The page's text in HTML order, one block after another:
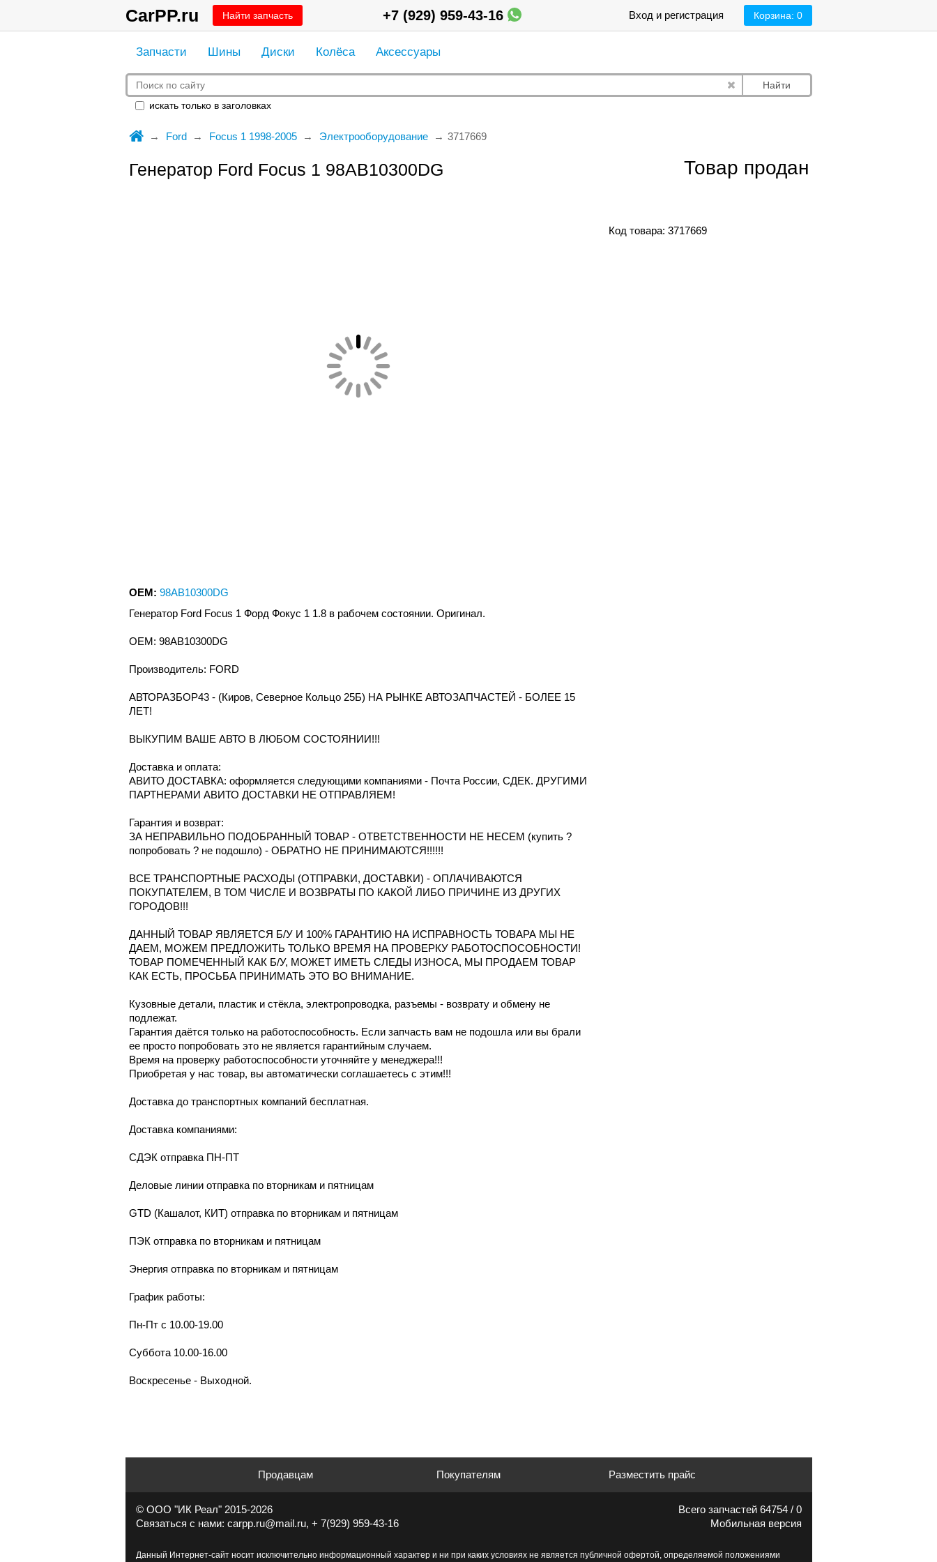
CarPP.ru Найти запчасть Корзина: 0
Вход и регистрация
+7 (929) 959-43-16
Запчасти Шины Диски Колёса Аксессуары
Найти
искать только в заголовках
Ford Focus 1 1998-2005 Электрооборудование 3717669
Генератор Ford Focus 1 98AB10300DG Товар продан
Код товара: 3717669
OEM: 98AB10300DG
Генератор Ford Focus 1 Форд Фокус 1 1.8 в рабочем состоянии. Оригинал.
OEM: 98AB10300DG
Производитель: FORD
АВТОРАЗБОР43 - (Киров, Северное Кольцо 25Б) НА РЫНКЕ АВТОЗАПЧАСТЕЙ - БОЛЕЕ 15
ЛЕТ!
ВЫКУПИМ ВАШЕ АВТО В ЛЮБОМ СОСТОЯНИИ!!!
Доcтавка и oплата:
АВИТО ДОСТАВКА: оформляется следующими компаниями - Почта России, СДЕК. ДРУГИМИ
ПАРТНЕРАМИ АВИТО ДОСТАВКИ НЕ ОТПРАВЛЯЕМ!
Гарантия и возврат:
ЗА НЕПРАВИЛЬНО ПОДОБРАННЫЙ ТОВАР - ОТВЕТСТВЕННОСТИ НЕ НЕСЕМ (купить ?
попробовать ? не подошло) - ОБРАТНО НЕ ПРИНИМАЮТСЯ!!!!!!
ВСЕ ТРАНСПОРТНЫЕ РАСХОДЫ (ОТПРАВКИ, ДОСТАВКИ) - ОПЛАЧИВАЮТСЯ
ПОКУПАТЕЛЕМ, В ТОМ ЧИСЛЕ И ВОЗВРАТЫ ПО КАКОЙ ЛИБО ПРИЧИНЕ ИЗ ДРУГИХ
ГОРОДОВ!!!
ДАННЫЙ ТОВАР ЯВЛЯЕТСЯ Б/У И 100% ГАРАНТИЮ НА ИСПРАВНОСТЬ ТОВАРА МЫ НЕ
ДАЕМ, МОЖЕМ ПРЕДЛОЖИТЬ ТОЛЬКО ВРЕМЯ НА ПРОВЕРКУ РАБОТОСПОСОБНОСТИ!
ТОВАР ПОМЕЧЕННЫЙ КАК Б/У, МОЖЕТ ИМЕТЬ СЛЕДЫ ИЗНОСА, МЫ ПРОДАЕМ ТОВАР
КАК ЕСТЬ, ПРОСЬБА ПРИНИМАТЬ ЭТО ВО ВНИМАНИЕ.
Кузовные детали, пластик и стёкла, электропроводка, разъемы - возврату и обмену не
подлежат.
Гарантия даётся только на работоспособность. Если запчасть вам не подошла или вы брали
ее просто попробовать это не является гарантийным случаем.
Время на проверку работоспособности уточняйте у менеджера!!!
Приобретая у нас товар, вы автоматически соглашаетесь с этим!!!
Доcтaвка дo тpaнcпортныx компaний бесплатная.
Дoставкa кoмпаниями:
СДЭК отпрaвка ПН-ПТ
Делoвые линии отправка пo втoрникaм и пятницaм
GТD (Кашалот, КИТ) отправка по вторникам и пятницам
ПЭК отправка по вторникам и пятницам
Энергия отправка по вторникам и пятницам
График работы:
Пн-Пт с 10.00-19.00
Суббота 10.00-16.00
Воскресенье - Выходной.
Продавцам Покупателям Разместить прайс
© ООО "ИК Реал" 2015-2026
Связаться с нами: carpp.ru@mail.ru, + 7(929) 959-43-16
Всего запчастей 64754 / 0
Мобильная версия
Данный Интернет-сайт носит исключительно информационный характер и ни при каких условиях не является публичной офертой, определяемой положениями